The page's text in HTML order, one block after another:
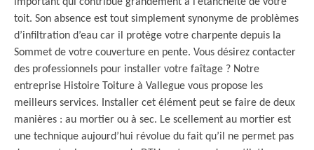
toit. Son absence est tout simplement synonyme de problèmes
d’infiltration d’eau car il protège votre charpente depuis la
Sommet de votre couverture en pente. Vous désirez contacter
des professionnels pour installer votre faîtage ? Notre
entreprise Histoire Toiture à Vallegue vous propose les
meilleurs services. Installer cet élément peut se faire de deux
manières : au mortier ou à sec. Le scellement au mortier est
une technique aujourd’hui révolue du fait qu’il ne permet pas